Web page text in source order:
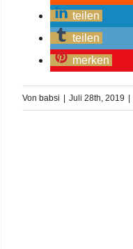
teilen
teilen
merken
Von babsi | Juli 28th, 2019 |